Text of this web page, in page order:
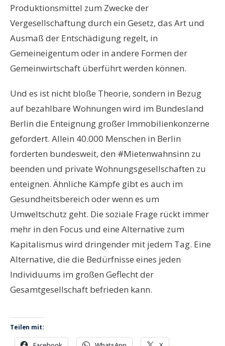
Produktionsmittel zum Zwecke der
Vergesellschaftung durch ein Gesetz, das Art und
Ausmaß der Entschädigung regelt, in
Gemeineigentum oder in andere Formen der
Gemeinwirtschaft überführt werden können.
Und es ist nicht bloße Theorie, sondern in Bezug
auf bezahlbare Wohnungen wird im Bundesland
Berlin die Enteignung großer Immobilienkonzerne
gefordert. Allein 40.000 Menschen in Berlin
forderten bundesweit, den #Mietenwahnsinn zu
beenden und private Wohnungsgesellschaften zu
enteignen. Ähnliche Kämpfe gibt es auch im
Gesundheitsbereich oder wenn es um
Umweltschutz geht. Die soziale Frage rückt immer
mehr in den Focus und eine Alternative zum
Kapitalismus wird dringender mit jedem Tag. Eine
Alternative, die die Bedürfnisse eines jeden
Individuums im großen Geflecht der
Gesamtgesellschaft befrieden kann.
Teilen mit: